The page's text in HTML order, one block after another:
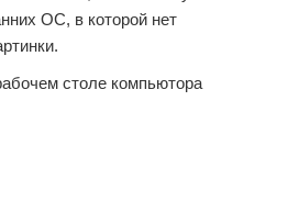
ОС, в которой нет